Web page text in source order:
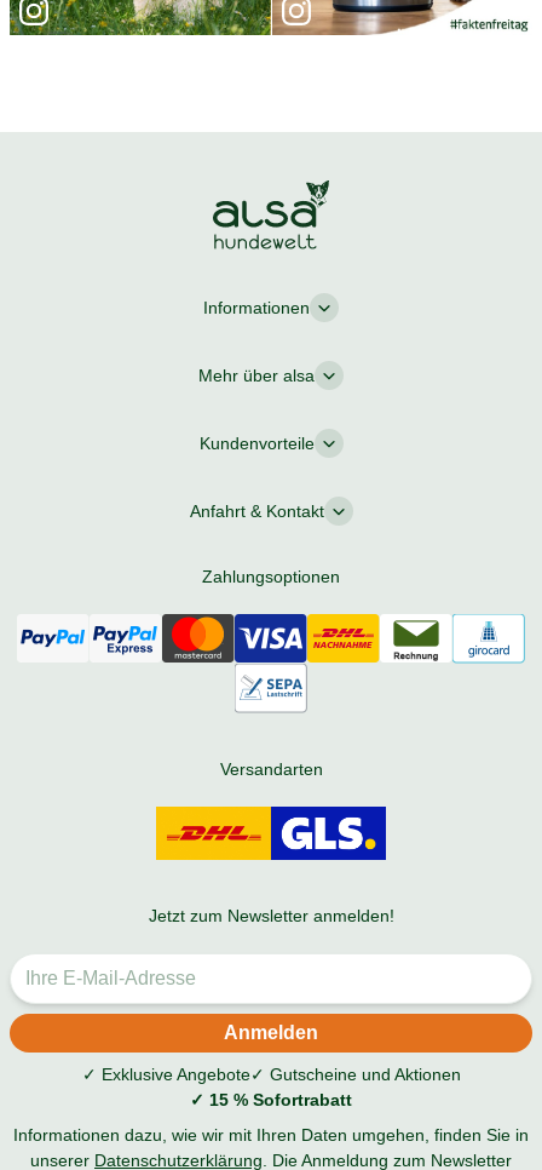
Informationen
Mehr über alsa
Kundenvorteile
Anfahrt & Kontakt
Zahlungsoptionen
Versandarten
Jetzt zum Newsletter anmelden!
✓ Exklusive Angebote✓ Gutscheine und Aktionen
✓ 15 % Sofortrabatt
Informationen dazu, wie wir mit Ihren Daten umgehen, finden Sie in
unserer Datenschutzerklärung . Die Anmeldung zum Newsletter